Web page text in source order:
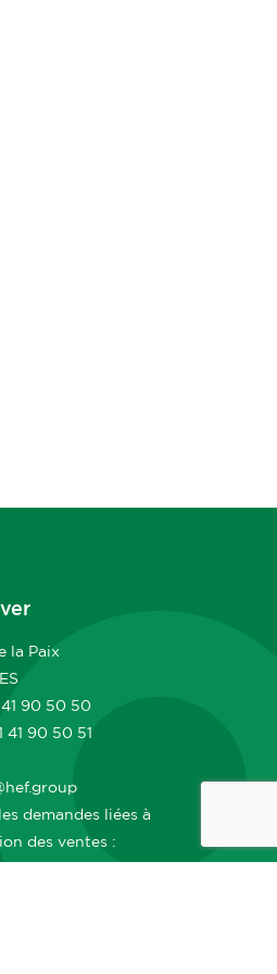
la Paix
90 50 50
41 90 50 51
demandes liées à
des ventes :
livraisons, délais,